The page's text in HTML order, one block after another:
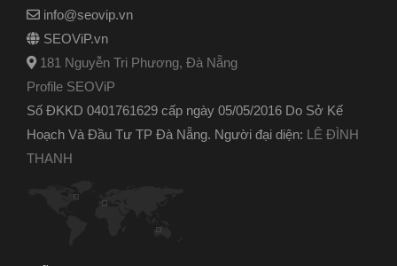
info@seovip.vn
SEOViP.vn
181 Nguyễn Tri Phương, Đà Nẵng
Profile SEOViP
Số ĐKKD 0401761629 cấp ngày 05/05/2016 Do Sở Kế
Hoạch Và Đầu Tư TP Đà Nẵng. Người đại diện: LÊ ĐÌNH
THANH